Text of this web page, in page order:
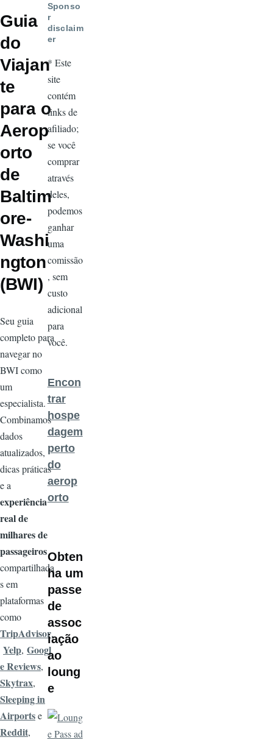
Guia
do
Viajan
te
para o
Aerop
orto
de
Baltim
ore-
Washi
ngton
(BWI)
Seu guia
completo para
navegar no
BWI como
um
especialista.
Combinamos
dados
atualizados,
dicas práticas
e a
experiência
real de
milhares de
passageiros
compartilhada
s em
plataformas
como
TripAdvisor,
Yelp, Googl
e Reviews,
Skytrax,
Sleeping in
Airportse
Reddit,
Sponso
r
disclaim
er
* Este
site
contém
links de
afiliado;
se você
comprar
através
deles,
podemos
ganhar
uma
comissão
, sem
custo
adicional
para
você.
Encon
trar
hospe
dagem
perto
do
aerop
orto
Obten
ha um
passe
de
assoc
iação
ao
loung
e
Imagem